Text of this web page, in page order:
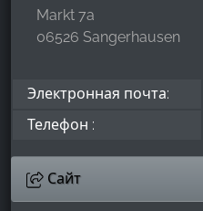
Markt 7a
06526 Sangerhausen
Электронная почта:
Телефон :
Сайт